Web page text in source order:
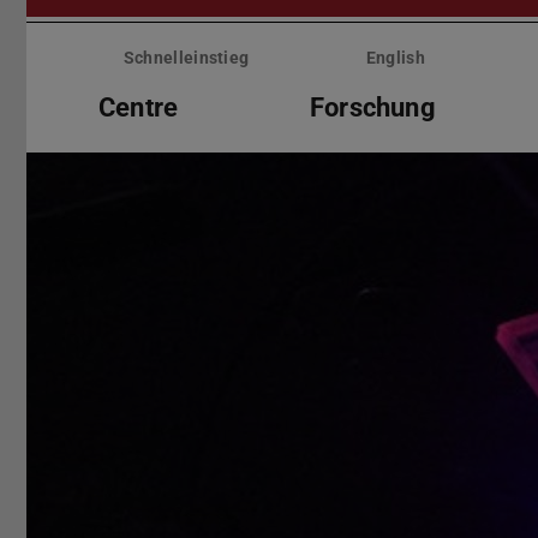
Menü
überspringenSchnelleinstieg English
Centre Forschung